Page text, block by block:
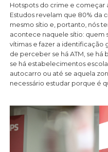
Hotspots do crime e começar
Estudos revelam que 80% da
mesmo sítio e, portanto, nós
acontece naquele sítio: quem
vítimas e fazer a identificação
de perceber se há ATM, se há
se há estabelecimentos
autocarro ou até se aquela
necessário estudar porque é